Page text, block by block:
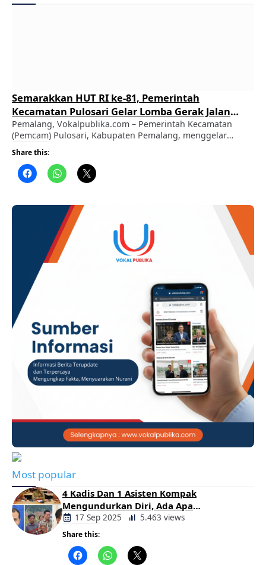
Semarakkan HUT RI ke-81, Pemerintah
Kecamatan Pulosari Gelar Lomba Gerak Jalan
Berhadiah Jutaan Rupiah
Pemalang, Vokalpublika.com – Pemerintah Kecamatan
(Pemcam) Pulosari, Kabupaten Pemalang, menggelar
Lomba Gerak Jalan dalam rangka menyemarakkan
Peringatan Hari Ulang Tahun (HUT) ke-81 Kemerdekaan
Republik Indonesia. Langkah ini menjadi wujud komitmen
Pemcam Pulosari dalam mempererat tali silaturahmi
elemen masyarakat. ADVERTISEMENT ​Camat Pulosari
menegaskan bahwa inisiasi kegiatan ini bertujuan untuk
membangkitkan …
Share this:
Most popular
4 Kadis Dan 1 Asisten Kompak
Mengundurkan Diri, Ada Apa
Pemerintahan Oloan
17 Sep 2025 5.463 views
Share this: